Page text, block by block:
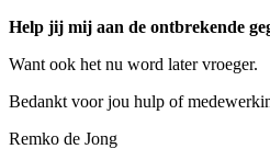
Help jij mij aan de ontbrekende
Want ook het nu word later vroeger.
Bedankt voor jou hulp of
Remko de Jong